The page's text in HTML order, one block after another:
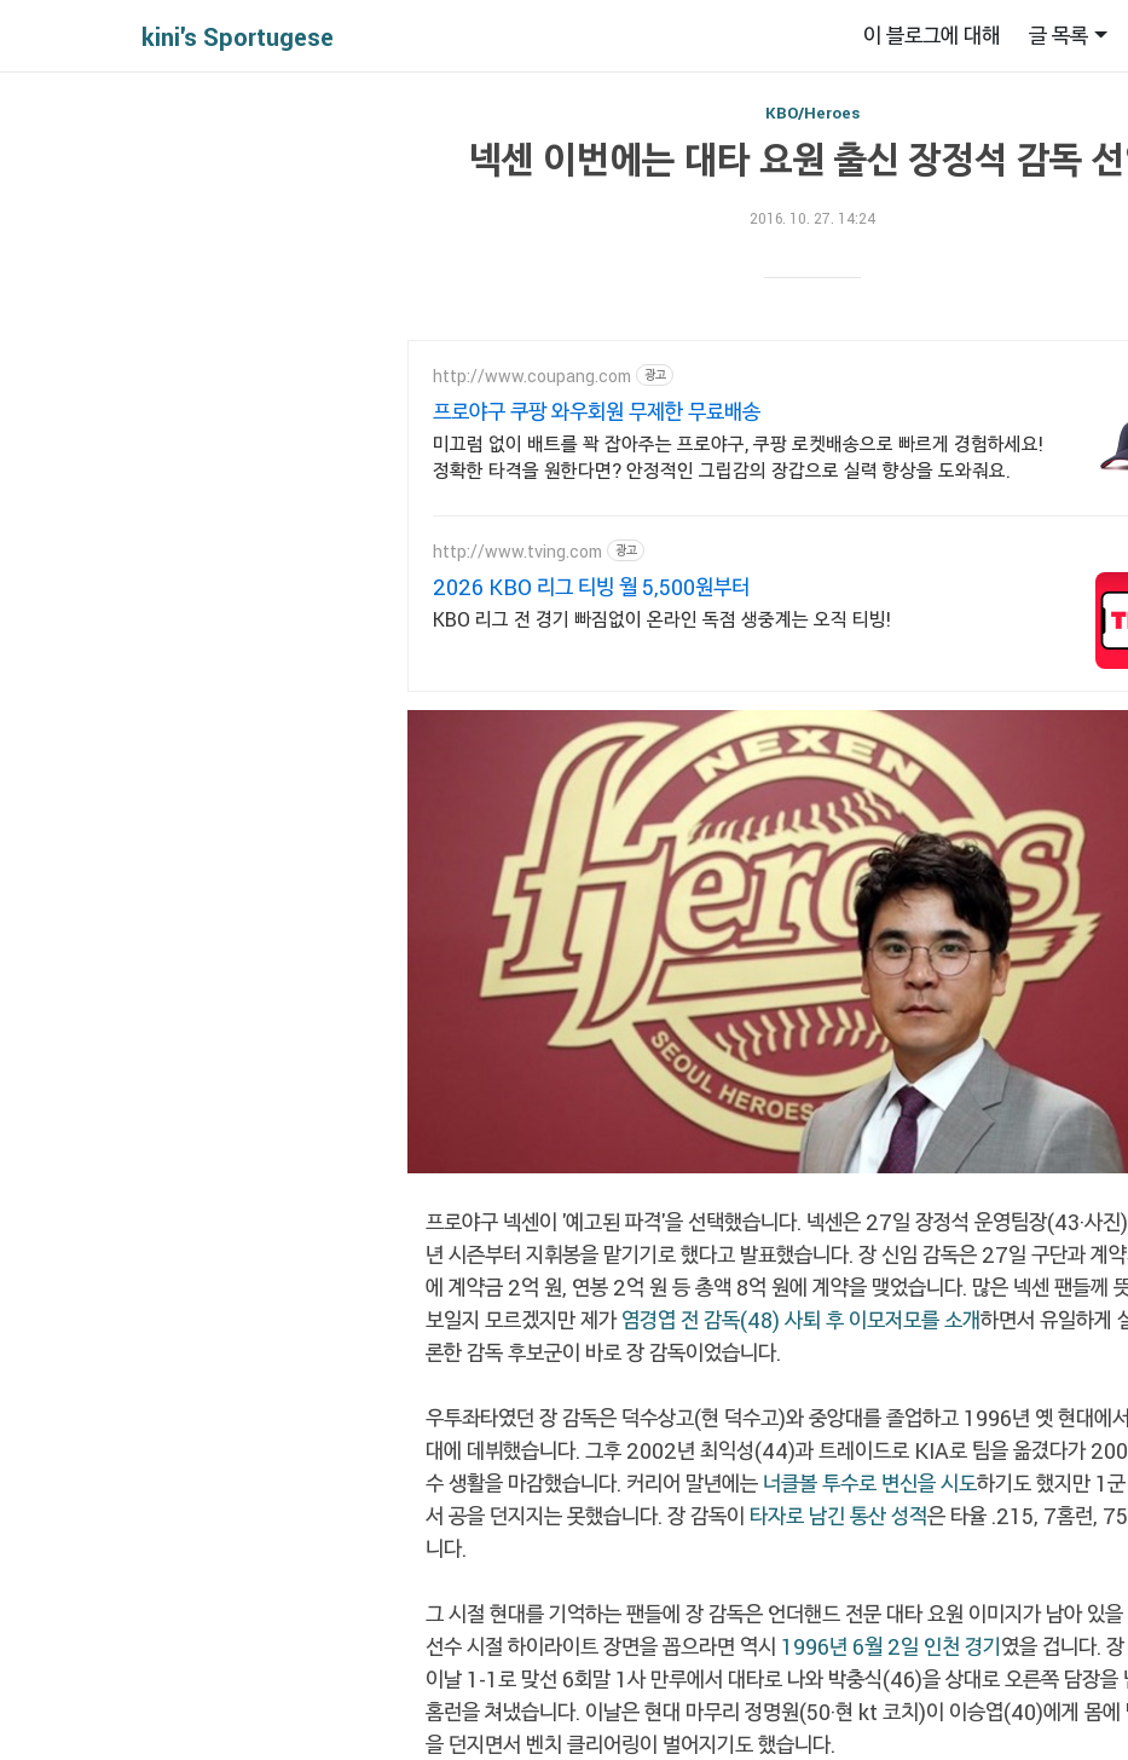
kini's Sportugese 이 블로그에 대해 글 목록
KBO/Heroes
넥센 이번에는 대타 요원 출신 장정석 감독
2016. 10. 27. 14:24
http://www.coupang.com 광고
프로야구 쿠팡 와우회원 무제한 무료배송
미끄럼 없이 배트를 꽉 잡아주는 프로야구, 쿠팡 로켓배송으로 빠르게 경험하세요!
정확한 타격을 원한다면? 안정적인 그립감의 장갑으로 실력 향상을 도와줘요.
http://www.tving.com 광고
2026 KBO 리그 티빙 월 5,500원부터
KBO 리그 전 경기 빠짐없이 온라인 독점 생중계는 오직 티빙!
프로야구 넥센이 '예고된 파격'을 선택했습니다. 넥센은 27일 장정석 운영팀장(43·사진
년 시즌부터 지휘봉을 맡기기로 했다고 발표했습니다. 장 신임 감독은 27일 구단과 계
에 계약금 2억 원, 연봉 2억 원 등 총액 8억 원에 계약을 맺었습니다. 많은 넥센 팬들께
보일지 모르겠지만 제가염경엽 전 감독(48) 사퇴 후 이모저모를 소개하면서 유일하게
론한 감독 후보군이 바로 장 감독이었습니다.
우투좌타였던 장 감독은 덕수상고(현 덕수고)와 중앙대를 졸업하고 1996년 옛 현대에
대에 데뷔했습니다. 그후 2002년 최익성(44)과 트레이드로 KIA로 팀을 옮겼다가
수 생활을 마감했습니다. 커리어 말년에는 너클볼 투수로 변신을 시도하기도 했지만 1
서 공을 던지지는 못했습니다. 장 감독이 타자로 남긴 통산 성적은 타율 .215, 7홈런,
니다.
그 시절 현대를 기억하는 팬들에 장 감독은 언더핸드 전문 대타 요원 이미지가 남아 있
선수 시절 하이라이트 장면을 꼽으라면 역시 1996년 6월 2일 인천 경기였을 겁니다.
이날 1-1로 맞선 6회말 1사 만루에서 대타로 나와 박충식(46)을 상대로 오른쪽 담장을
홈런을 쳐냈습니다. 이날은 현대 마무리 정명원(50·현 kt 코치)이 이승엽(40)에게 몸에
을 던지면서 벤치 클리어링이 벌어지기도 했습니다.